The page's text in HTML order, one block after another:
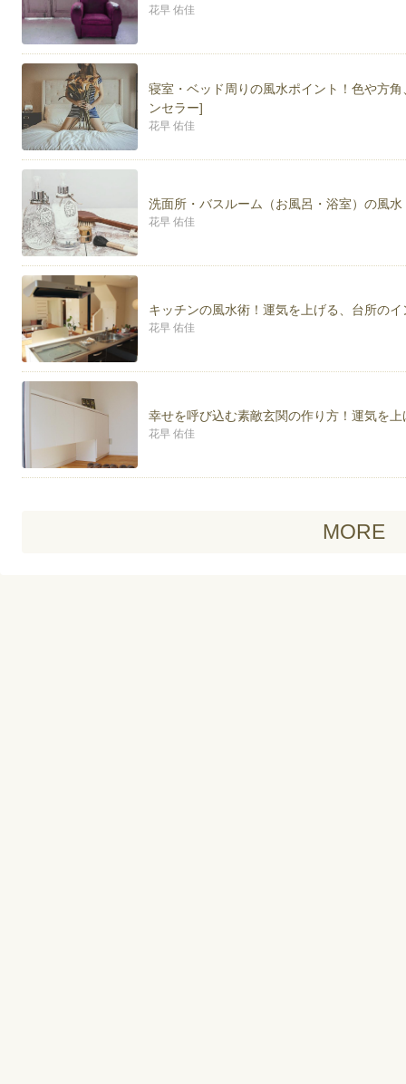
花早 佑佳
寝室・ベッド周りの風水ポイント！色や方
ンセラー]
花早 佑佳
洗面所・バスルーム（お風呂・浴室）の風
花早 佑佳
キッチンの風水術！運気を上げる、台所の
花早 佑佳
幸せを呼び込む素敵玄関の作り方！運気を
花早 佑佳
MORE